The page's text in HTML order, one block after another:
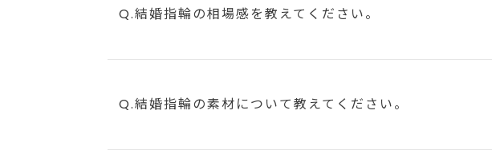
Q.結婚指輪の相場感を教えてください。
Q.結婚指輪の素材について教えてください。